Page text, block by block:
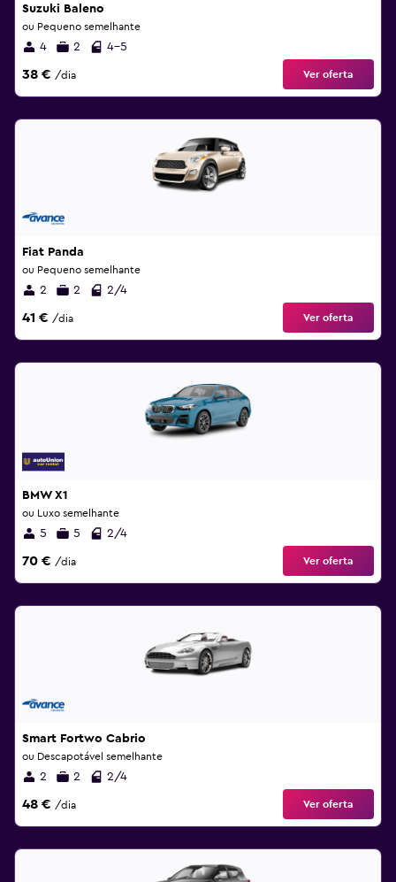
Suzuki Baleno
ou Pequeno semelhante
4 2 4-5
38 € /dia Ver oferta
Fiat Panda
ou Pequeno semelhante
2 2 2/4
41 € /dia Ver oferta
BMW X1
ou Luxo semelhante
5 5 2/4
70 € /dia Ver oferta
Smart Fortwo Cabrio
ou Descapotável semelhante
2 2 2/4
48 € /dia Ver oferta